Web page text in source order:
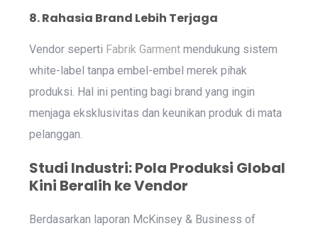
8. Rahasia Brand Lebih Terjaga
Vendor seperti Fabrik Garmentmendukung sistem
white-label tanpa embel-embel merek pihak
produksi. Hal ini penting bagi brand yang ingin
menjaga eksklusivitas dan keunikan produk di mata
pelanggan.
Studi Industri: Pola Produksi Global
Kini Beralih ke Vendor
Berdasarkan laporan McKinsey & Business of